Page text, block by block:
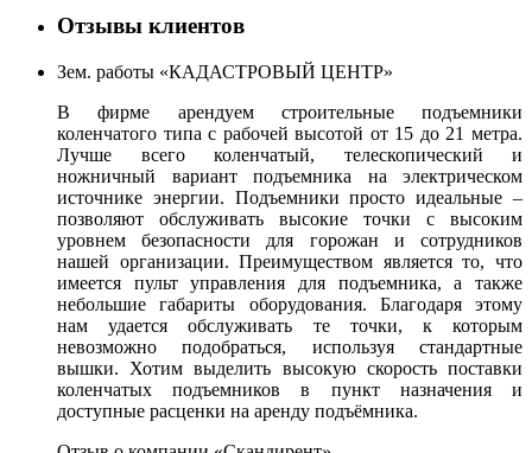
Отзывы клиентов
Зем. работы «КАДАСТРОВЫЙ ЦЕНТР»
В фирме арендуем строительные подъемники
коленчатого типа с рабочей высотой от 15 до 21 метра.
Лучше всего коленчатый, телескопический и
ножничный вариант подъемника на электрическом
источнике энергии. Подъемники просто идеальные –
позволяют обслуживать высокие точки с высоким
уровнем безопасности для горожан и сотрудников
нашей организации. Преимуществом является то, что
имеется пульт управления для подъемника, а также
небольшие габариты оборудования. Благодаря этому
нам удается обслуживать те точки, к которым
невозможно подобраться, используя стандартные
вышки. Хотим выделить высокую скорость поставки
коленчатых подъемников в пункт назначения и
доступные расценки на аренду подъёмника.